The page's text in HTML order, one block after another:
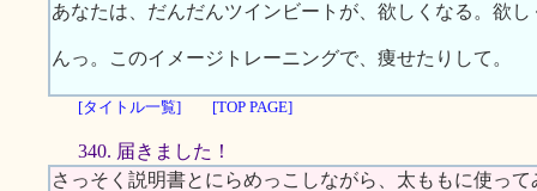
あなたは、だんだんツインビートが、欲しくなる。欲
んっ。このイメージトレーニングで、痩せたりして。
[タイトル一覧] [TOP PAGE]
340. 届きました！
さっそく説明書とにらめっこしながら、太ももに使っ